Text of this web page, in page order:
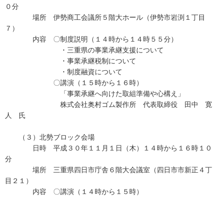
０分
場所 伊勢商工会議所５階大ホール（伊勢市岩渕１丁目
７）
内容 〇制度説明（１４時から１４時５５分）
・三重県の事業承継支援について
・事業承継税制について
・制度融資について
〇講演（１５時から１６時）
「事業承継へ向けた取組準備や心構え」
株式会社奥村ゴム製作所 代表取締役 田中 寛
人 氏
（３）北勢ブロック会場
日時 平成３０年１１月１日（木）１４時から１６時１０
分
場所 三重県四日市庁舎６階大会議室（四日市市新正４丁
目２１）
内容 〇講演（１４時から１５時）